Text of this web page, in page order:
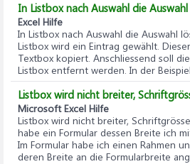
In Listbox nach Auswahl die
Excel Hilfe
In Listbox nach Auswahl die Auswahl
Listbox wird ein Eintrag gewählt.
Textbox kopiert. Anschliessend soll
Listbox entfernt werden. In der
Listbox wird nicht breiter,
Microsoft Excel Hilfe
Listbox wird nicht breiter,
habe ein Formular dessen Breite ich
Im Formular habe ich einen Rahmen
deren Breite an die Formularbreite